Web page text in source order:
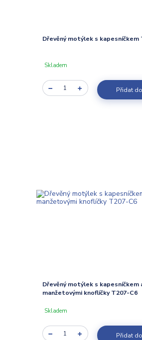
Dřevěný motýlek s kapesníčkem
Skladem
Přidat
Dřevěný motýlek s kapesníčkem
manžetovými knoflíčky T207-C6
Skladem
Přidat